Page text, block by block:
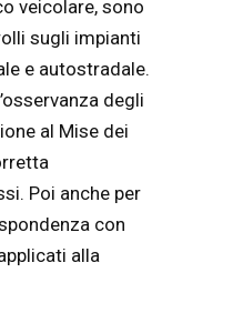
veicolare, sono
sugli impianti
e autostradale.
degli
al Mise dei
Poi anche per
con
alla